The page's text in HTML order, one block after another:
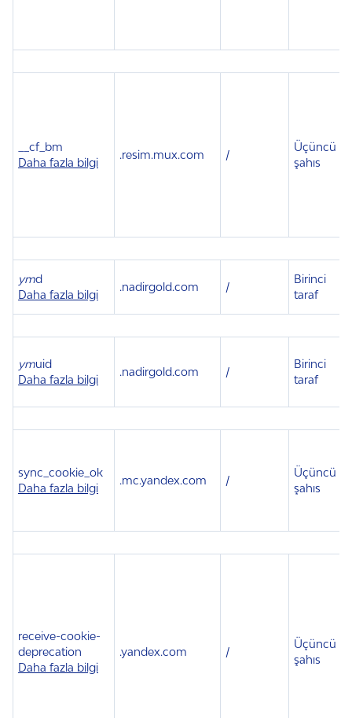
__cf_bm
Daha fazla bilgi
.resim.mux.com /
Üçüncü
şahıs
ymd
Daha fazla bilgi
.nadirgold.com /
Birinci
taraf
ymuid
Daha fazla bilgi
.nadirgold.com /
Birinci
taraf
sync_cookie_ok
Daha fazla bilgi
.mc.yandex.com /
Üçüncü
şahıs
receive-cookie-
deprecation
Daha fazla bilgi
.yandex.com /
Üçüncü
şahıs